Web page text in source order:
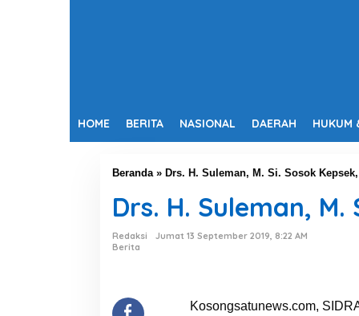
HOME BERITA NASIONAL DAERAH HUKUM
Beranda» Drs. H. Suleman, M. Si. Sosok
Drs. H. Suleman,
Redaksi
Jumat 13 September 2019, 8:22 AM
Berita
Kosongsatunews.com,